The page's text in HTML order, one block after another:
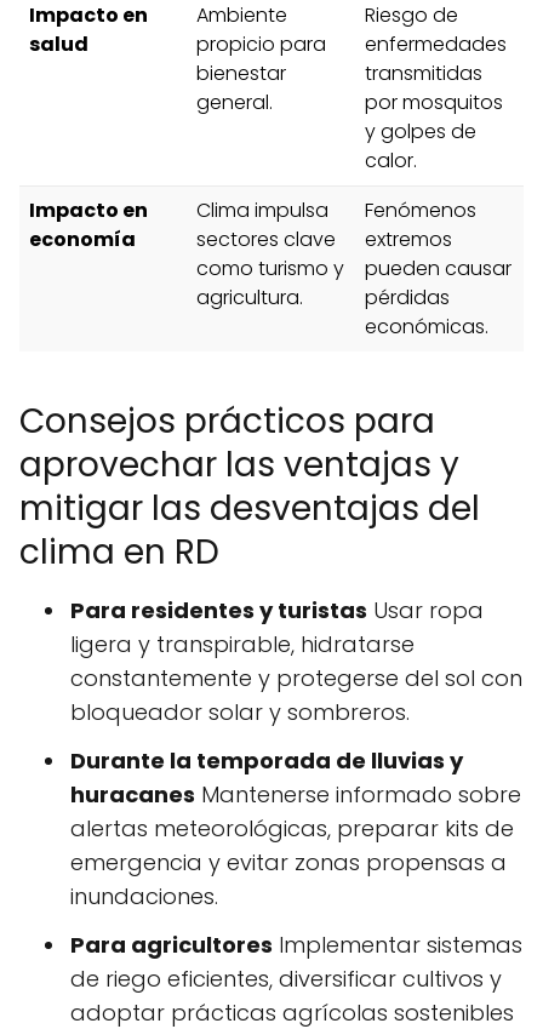
Impacto en
salud
Ambiente
propicio para
bienestar
general.
Riesgo de
enfermedades
transmitidas
por mosquitos
y golpes de
calor.
Impacto en
economía
Clima impulsa
sectores clave
como turismo y
agricultura.
Fenómenos
extremos
pueden causar
pérdidas
económicas.
Consejos prácticos para
aprovechar las ventajas y
mitigar las desventajas del
clima en RD
Para residentes y turistas Usar ropa
ligera y transpirable, hidratarse
constantemente y protegerse del sol con
bloqueador solar y sombreros.
Durante la temporada de lluvias y
huracanes Mantenerse informado sobre
alertas meteorológicas, preparar kits de
emergencia y evitar zonas propensas a
inundaciones.
Para agricultores Implementar sistemas
de riego eficientes, diversificar cultivos y
adoptar prácticas agrícolas sostenibles